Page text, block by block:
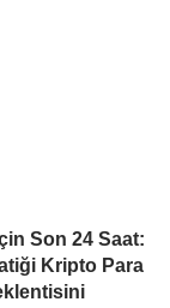
Son 24 Saat:
Kripto Para